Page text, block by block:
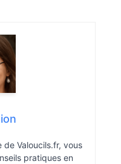
Valoucils.fr, vous
pratiques en